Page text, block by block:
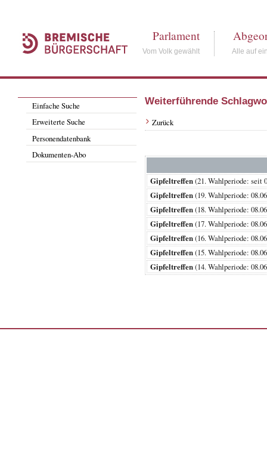
Parlament
Vom Volk gewählt Alle auf
Einfache Suche
Erweiterte Suche
Personendatenbank
Dokumenten-Abo
Weiterführende
Zurück
Gipfeltreffen(21. Wahlperiode:
Gipfeltreffen(19. Wahlperiode:
Gipfeltreffen(18. Wahlperiode:
Gipfeltreffen(17. Wahlperiode:
Gipfeltreffen(16. Wahlperiode:
Gipfeltreffen(15. Wahlperiode:
Gipfeltreffen(14. Wahlperiode: